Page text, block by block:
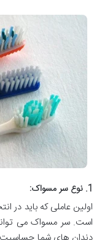
1. نوع سر مسواک:
اولین عاملی که باید در
است. سر مسواک می